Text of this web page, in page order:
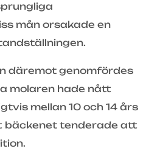
mån orsakade en
däremot genomfördes
molaren hade nått
mellan 10 och 14 års
bäckenet tenderade att